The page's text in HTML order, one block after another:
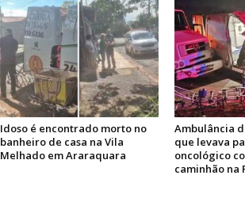
Idoso é encontrado morto no
banheiro de casa na Vila
Melhado em Araraquara
Ambulância
que levava
oncológico
caminhão na